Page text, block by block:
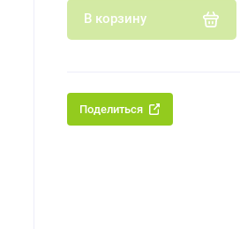
В корзину
Поделиться